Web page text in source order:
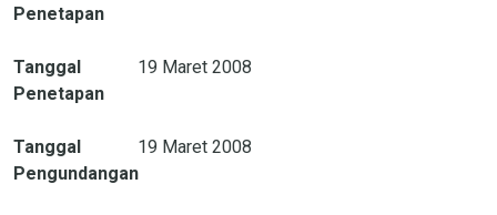
Penetapan
Tanggal
Penetapan
19 Maret 2008
Tanggal
Pengundangan
19 Maret 2008